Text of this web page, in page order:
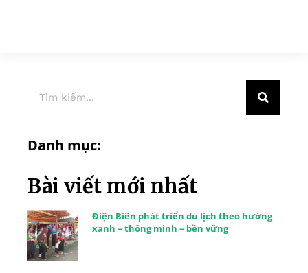
Danh mục:
Bài viết mới nhất
Điện Biên phát triển du lịch theo hướng
xanh – thông minh – bền vững